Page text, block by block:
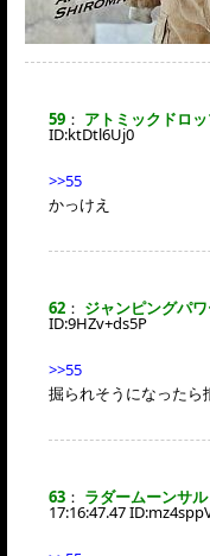
59 ： アトミックドロ
ID:ktDtl6Uj0
>>55
かっけえ
62 ： ジャンピングパ
ID:9HZv+ds5P
>>55
掘られそうになったら
63 ： ラダームーンサ
17:16:47.47 ID: